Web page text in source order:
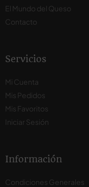
El Mundo del Queso
Contacto
Servicios
Mi Cuenta
Mis Pedidos
Mis Favoritos
Iniciar Sesión
Información
Condiciones Generales